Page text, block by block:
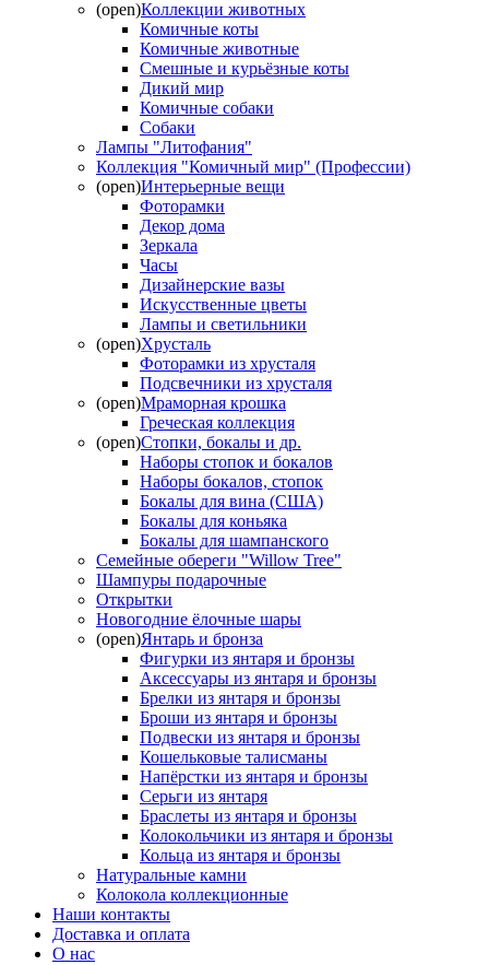
(open)Коллекции животных
Комичные коты
Комичные животные
Смешные и курьёзные коты
Дикий мир
Комичные собаки
Собаки
Лампы "Литофания"
Коллекция "Комичный мир" (Профессии)
(open)Интерьерные вещи
Фоторамки
Декор дома
Зеркала
Часы
Дизайнерские вазы
Искусственные цветы
Лампы и светильники
(open)Хрусталь
Фоторамки из хрусталя
Подсвечники из хрусталя
(open)Мраморная крошка
Греческая коллекция
(open)Стопки, бокалы и др.
Наборы стопок и бокалов
Наборы бокалов, стопок
Бокалы для вина (США)
Бокалы для коньяка
Бокалы для шампанского
Семейные обереги "Willow Tree"
Шампуры подарочные
Открытки
Новогодние ёлочные шары
(open)Янтарь и бронза
Фигурки из янтаря и бронзы
Аксессуары из янтаря и бронзы
Брелки из янтаря и бронзы
Броши из янтаря и бронзы
Подвески из янтаря и бронзы
Кошельковые талисманы
Напёрстки из янтаря и бронзы
Серьги из янтаря
Браслеты из янтаря и бронзы
Колокольчики из янтаря и бронзы
Кольца из янтаря и бронзы
Натуральные камни
Колокола коллекционные
Наши контакты
Доставка и оплата
О нас